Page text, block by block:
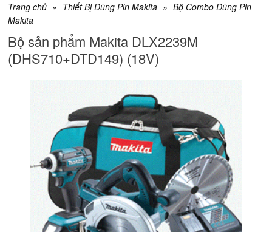
Trang chủ » Thiết Bị Dùng Pin Makita » Bộ Combo Dùng Pin
Makita
Bộ sản phẩm Makita DLX2239M
(DHS710+DTD149) (18V)